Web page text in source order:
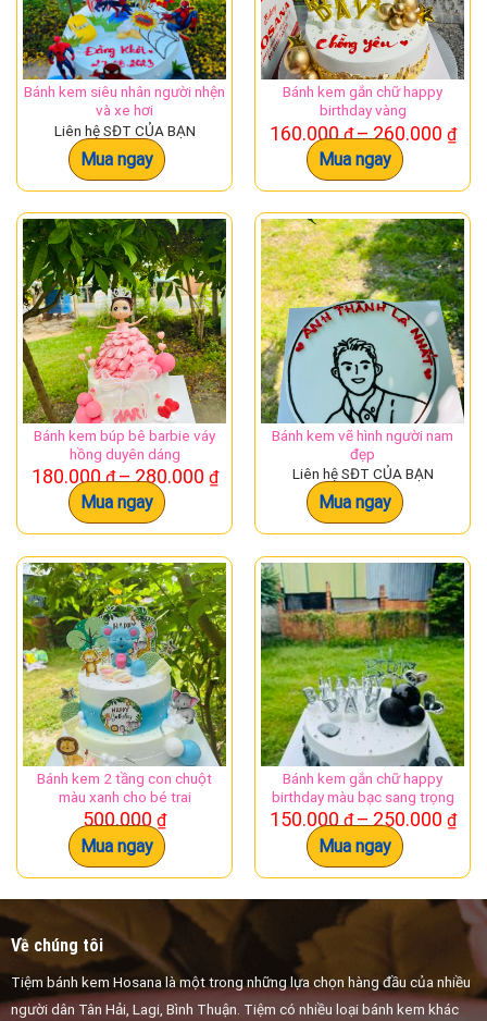
Các
tùy
chọn
có
thể
được
chọn
trên
trang
sản
phẩm
Bánh kem siêu nhân người nhện
và xe hơi
Liên hệ SĐT CỦA BẠN
Mua ngay
Bánh kem gắn chữ happy
birthday vàng
160.000₫–260.000 ₫
giá:
Mua ngay
Bánh kem búp bê barbie váy
hồng duyên dáng
180.000₫–280.000 ₫Khoảng
180.000 ₫
đến
280.000 ₫
Mua ngay
Bánh kem vẽ hình người nam
đẹp
Liên hệ SĐT CỦA BẠN
Mua ngay
Bánh kem 2 tầng con chuột
màu xanh cho bé trai
500.000 ₫
Mua ngay
Bánh kem gắn chữ happy
birthday màu bạc sang trọng
150.000₫–250.000 ₫
Mua ngay
Về chúng tôi
Tiệm bánh kem Hosana là một trong những lựa chọn hàng đầu của nhiều
người dân Tân Hải, Lagi, Bình Thuận. Tiệm có nhiều loại bánh kem khác